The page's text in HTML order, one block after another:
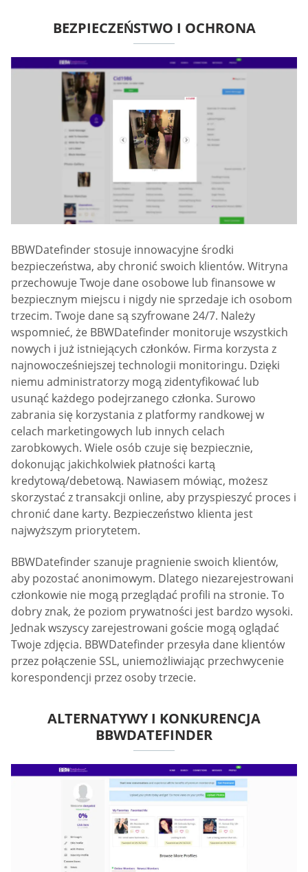
BEZPIECZEŃSTWO I OCHRONA
BBWDatefinder stosuje innowacyjne środki
bezpieczeństwa, aby chronić swoich klientów. Witryna
przechowuje Twoje dane osobowe lub finansowe w
bezpiecznym miejscu i nigdy nie sprzedaje ich osobom
trzecim. Twoje dane są szyfrowane 24/7. Należy
wspomnieć, że BBWDatefinder monitoruje wszystkich
nowych i już istniejących członków. Firma korzysta z
najnowocześniejszej technologii monitoringu. Dzięki
niemu administratorzy mogą zidentyfikować lub
usunąć każdego podejrzanego członka. Surowo
zabrania się korzystania z platformy randkowej w
celach marketingowych lub innych celach
zarobkowych. Wiele osób czuje się bezpiecznie,
dokonując jakichkolwiek płatności kartą
kredytową/debetową. Nawiasem mówiąc, możesz
skorzystać z transakcji online, aby przyspieszyć proces i
chronić dane karty. Bezpieczeństwo klienta jest
najwyższym priorytetem.
BBWDatefinder szanuje pragnienie swoich klientów,
aby pozostać anonimowym. Dlatego niezarejestrowani
członkowie nie mogą przeglądać profili na stronie. To
dobry znak, że poziom prywatności jest bardzo wysoki.
Jednak wszyscy zarejestrowani goście mogą oglądać
Twoje zdjęcia. BBWDatefinder przesyła dane klientów
przez połączenie SSL, uniemożliwiając przechwycenie
korespondencji przez osoby trzecie.
ALTERNATYWY I KONKURENCJA
BBWDATEFINDER